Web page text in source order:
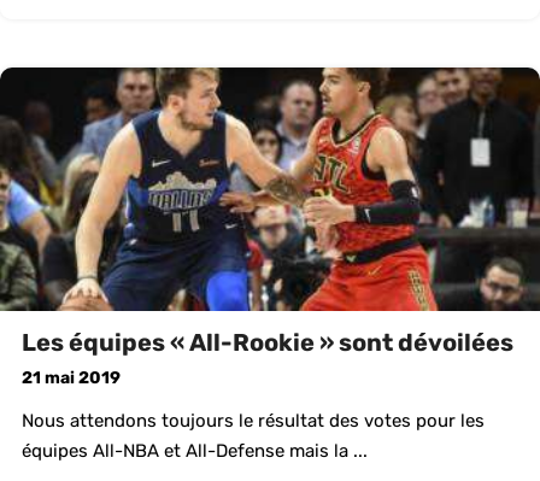
Les équipes « All-Rookie » sont dévoilées
21 mai 2019
Nous attendons toujours le résultat des votes pour les
équipes All-NBA et All-Defense mais la ...